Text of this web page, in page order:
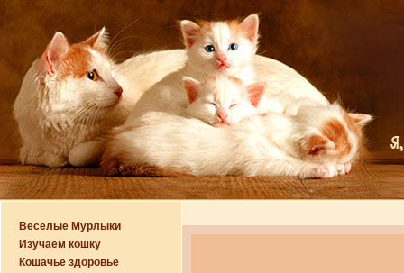
Веселые Мурлыки
Изучаем кошку
Кошачье здоровье